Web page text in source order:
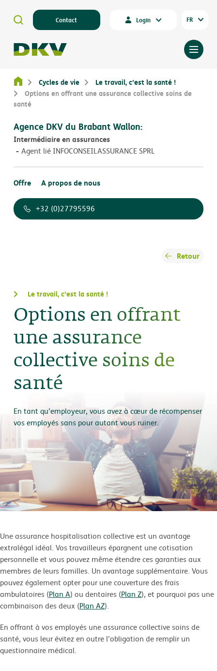
Contact Login FR
Agence DKV du Brabant Wallon:
Intermédiaire en assurances
Agent lié INFOCONSEILASSURANCE SPRL
Offre A propos de nous
+32 (0)27795596
Le travail, c’est la santé !
Options en offrant
une assurance
collective soins de
santé
En tant qu’employeur, vous avez à cœur de récompenser
vos employés sans pour autant vous ruiner.
Retour
Cycles de vie
Le travail, c’est la santé !
Options en offrant une assurance collective soins de
santé
Une assurance hospitalisation collective est un avantage
extralégal idéal. Vos travailleurs épargnent une cotisation
personnelle et vous pouvez même étendre ces garanties aux
membres de leurs familles. Un avantage supplémentaire. Vous
pouvez également opter pour une couverture des frais
ambulatoires (Plan A) ou dentaires (Plan Z), et pourquoi pas une
combinaison des deux (Plan AZ).
En offrant à vos employés une assurance collective soins de
santé, vous leur évitez en outre l’obligation de remplir un
questionnaire médical.